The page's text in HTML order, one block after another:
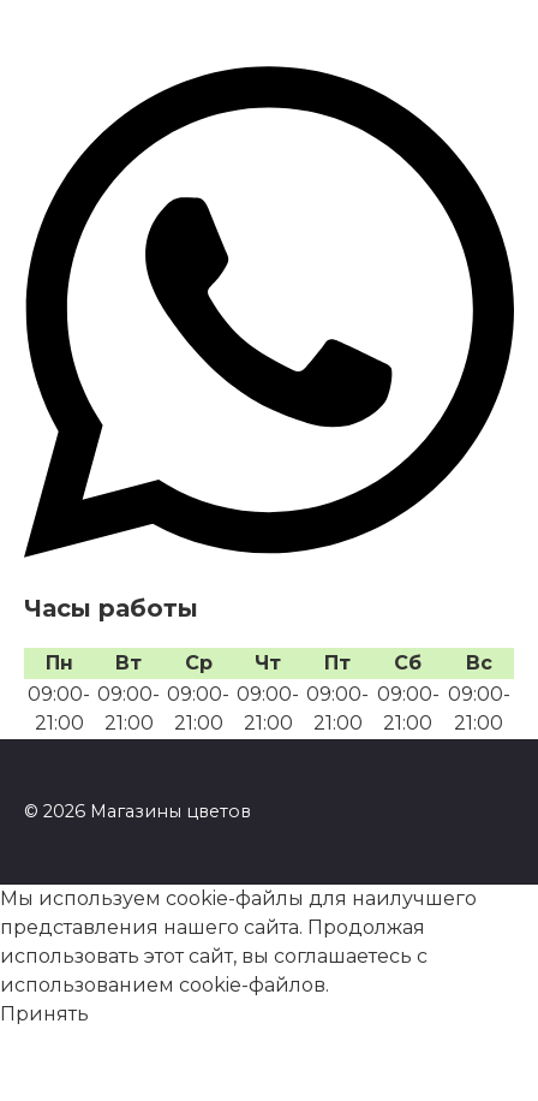
Часы работы
Пн Вт Ср Чт Пт Сб
Вс
09:00-
21:00
09:00-
21:00
09:00-
21:00
09:00-
21:00
09:00-
21:00
09:00-
21:00
09:00-
21:00
© 2026 Магазины цветов
Мы используем cookie-файлы для наилучшего
представления нашего сайта. Продолжая
использовать этот сайт, вы соглашаетесь с
использованием cookie-файлов.
Принять